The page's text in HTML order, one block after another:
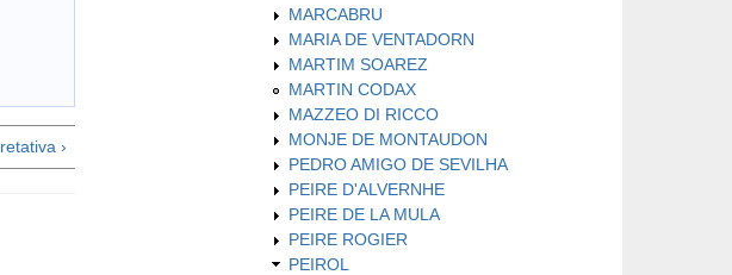
›
MARCABRU
MARIA DE VENTADORN
MARTIM SOAREZ
MARTIN CODAX
MAZZEO DI RICCO
MONJE DE MONTAUDON
PEDRO AMIGO DE SEVILHA
PEIRE D'ALVERNHE
PEIRE DE LA MULA
PEIRE ROGIER
PEIROL